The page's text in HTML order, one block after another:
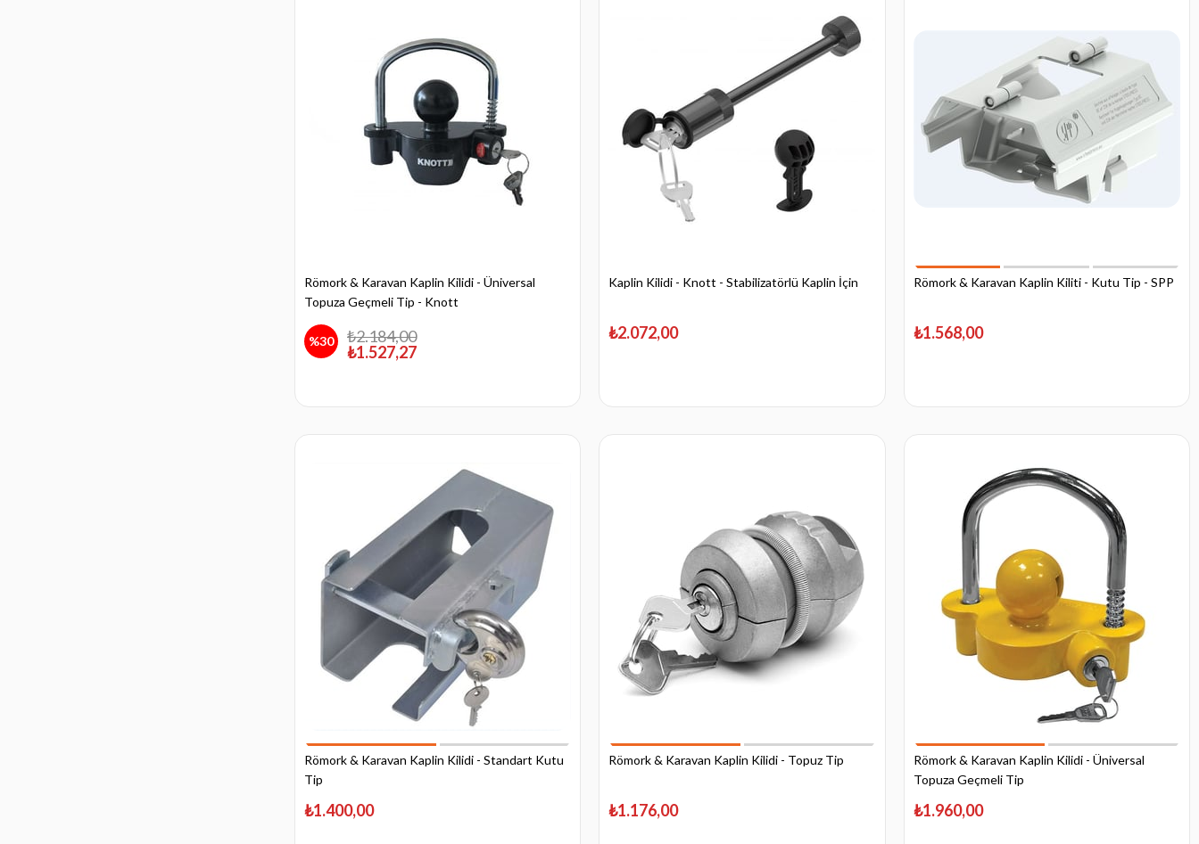
Römork & Karavan Kaplin Kilidi - Üniversal
Topuza Geçmeli Tip - Knott
%30
₺1.527,27
₺2.184,00
Kaplin Kilidi - Knott - Stabilizatörlü Kaplin İçin
₺2.072,00
Römork & Karavan Kaplin Kiliti - Kutu Tip - SPP
₺1.568,00
Römork & Karavan Kaplin Kilidi - Standart Kutu
Tip
₺1.400,00
Römork & Karavan Kaplin Kilidi - Topuz Tip
₺1.176,00
Römork & Karavan Kaplin Kilidi - Üniversal
Topuza Geçmeli Tip
₺1.960,00